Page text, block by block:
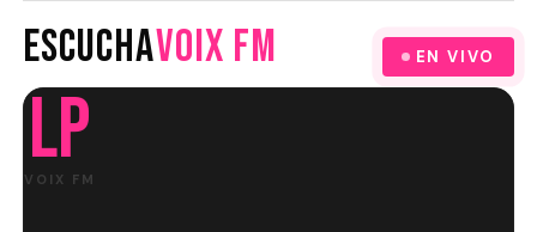
ESCUCHAVOIX FM EN VIVO
LP
VOIX FM